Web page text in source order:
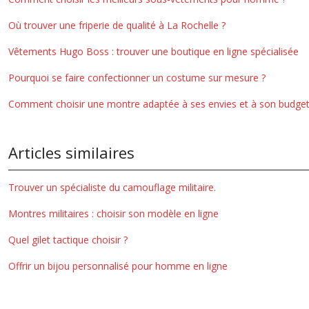
Où trouver une friperie de qualité à La Rochelle ?
Vêtements Hugo Boss : trouver une boutique en ligne spécialisée
Pourquoi se faire confectionner un costume sur mesure ?
Comment choisir une montre adaptée à ses envies et à son
Articles similaires
Trouver un spécialiste du camouflage militaire.
Montres militaires : choisir son modèle en ligne
Quel gilet tactique choisir ?
Offrir un bijou personnalisé pour homme en ligne